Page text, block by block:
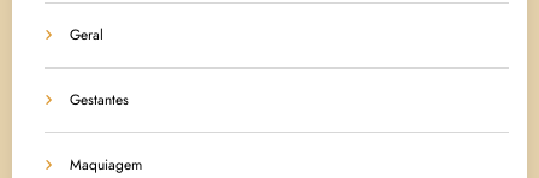
Geral
Gestantes
Maquiagem